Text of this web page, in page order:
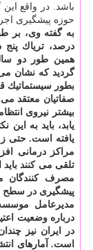
باشد. در واقع
حوزه پیشگیری
همین طور دو
گردید كه نشان
بطور سیستماتیك
صفاتیان معتقد می
بیشتر نیروی
یابد، باید به این
یافته است. حتی
مراكز درمانی
تلقی می كنند
مصرف كنندگان
پیشگیری در سطح
مدیرعامل
درباره وضعیت
در ایران نیز
است. آمارهای